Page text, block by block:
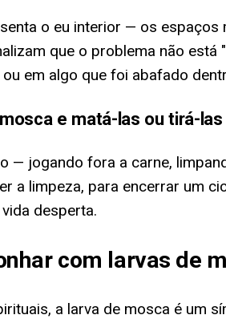
o eu interior — os
que o problema não
em algo que foi abafado
e matá-las ou tirá-las
— jogando fora a carne,
a limpeza, para encerrar um
desperta.
com larvas de
a larva de mosca é um